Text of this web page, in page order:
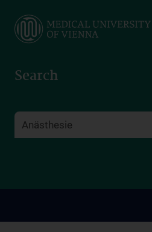
main
Search